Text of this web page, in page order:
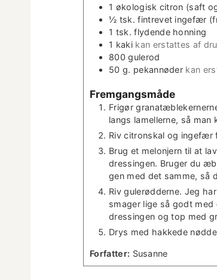
1 økol­o­gisk cit­ron (saft
½ tsk. fin­trevet inge­fær
1 tsk. fly­dende honning
1 kaki kan erstattes af
800 gulerod
50 g. pekan­nøder kan
Frem­gangsmåde
Frigør
langs lamellerne, så
Riv cit­ron­skal og inge­fær
Brug et mel­on­jern til at
dressin­gen. Bruger du
gen med det samme, så
Riv gulerød­derne. Jeg
smager lige så godt med
dressin­gen og top med
Drys med hakkede
For­fat­ter: Susanne